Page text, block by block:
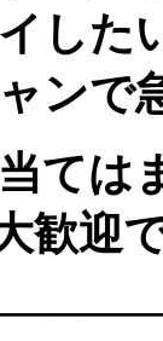
した
ンで
ては
歓迎